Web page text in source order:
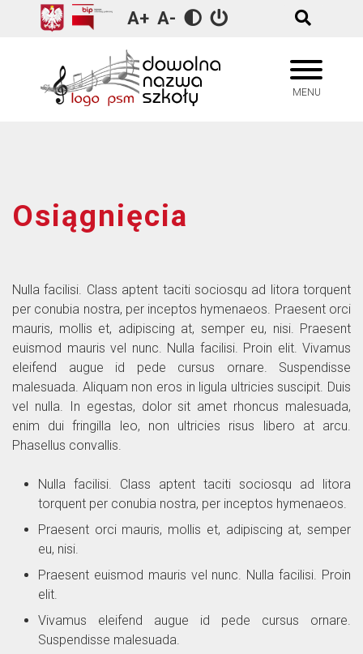
A+ A-
MENU
Osiągnięcia
Nulla facilisi. Class aptent taciti sociosqu ad litora torquent
per conubia nostra, per inceptos hymenaeos. Praesent orci
mauris, mollis et, adipiscing at, semper eu, nisi. Praesent
euismod mauris vel nunc. Nulla facilisi. Proin elit. Vivamus
eleifend augue id pede cursus ornare. Suspendisse
malesuada. Aliquam non eros in ligula ultricies suscipit. Duis
vel nulla. In egestas, dolor sit amet rhoncus malesuada,
enim dui fringilla leo, non ultricies risus libero at arcu.
Phasellus convallis.
Nulla facilisi. Class aptent taciti sociosqu ad litora
torquent per conubia nostra, per inceptos hymenaeos.
Praesent orci mauris, mollis et, adipiscing at, semper
eu, nisi.
Praesent euismod mauris vel nunc. Nulla facilisi. Proin
elit.
Vivamus eleifend augue id pede cursus ornare.
Suspendisse malesuada.
Kadra pedagogiczna
1972/1973
1975/1976
Ognisko Muzyczne
Szkoła Muzyczna